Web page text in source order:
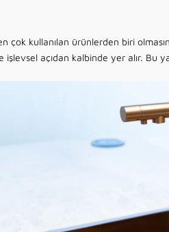
çok kullanılan ürünlerden biri
açıdan kalbinde yer alır. Bu